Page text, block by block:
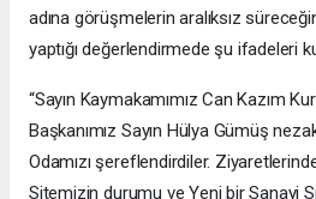
adına görüşmelerin aralıksız
yaptığı değerlendirmede şu ifadeleri
“Sayın Kaymakamımız Can Kazım
Başkanımız Sayın Hülya Gümüş
Odamızı şereflendirdiler.
Sitemizin durumu ve Yeni bir Sanayi